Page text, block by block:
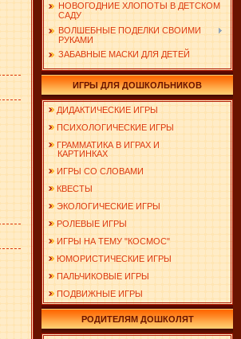
НОВОГОДНИЕ ХЛОПОТЫ В ДЕТСКОМ
САДУ
ВОЛШЕБНЫЕ ПОДЕЛКИ СВОИМИ
РУКАМИ
ЗАБАВНЫЕ МАСКИ ДЛЯ ДЕТЕЙ
ИГРЫ ДЛЯ ДОШКОЛЬНИКОВ
ДИДАКТИЧЕСКИЕ ИГРЫ
ПСИХОЛОГИЧЕСКИЕ ИГРЫ
ГРАММАТИКА В ИГРАХ И
КАРТИНКАХ
ИГРЫ СО СЛОВАМИ
КВЕСТЫ
ЭКОЛОГИЧЕСКИЕ ИГРЫ
РОЛЕВЫЕ ИГРЫ
ИГРЫ НА ТЕМУ "КОСМОС"
ЮМОРИСТИЧЕСКИЕ ИГРЫ
ПАЛЬЧИКОВЫЕ ИГРЫ
ПОДВИЖНЫЕ ИГРЫ
РОДИТЕЛЯМ ДОШКОЛЯТ